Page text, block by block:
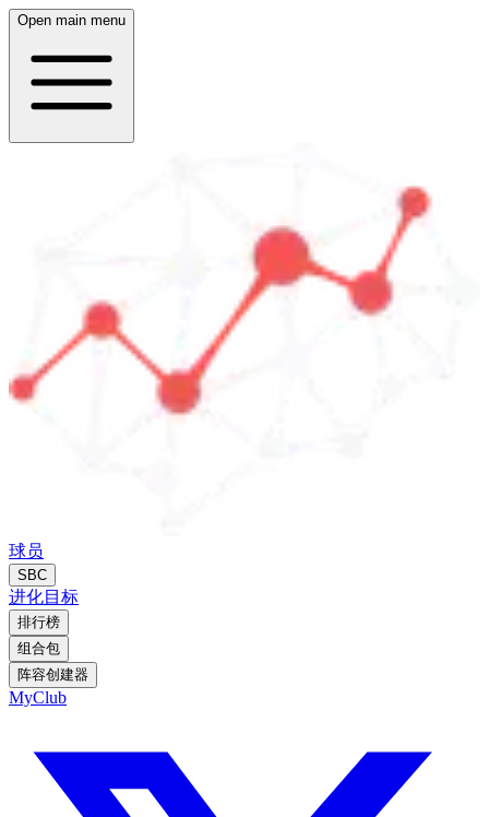
Open main menu
球员
SBC
进化目标
排行榜
组合包
阵容创建器
MyClub